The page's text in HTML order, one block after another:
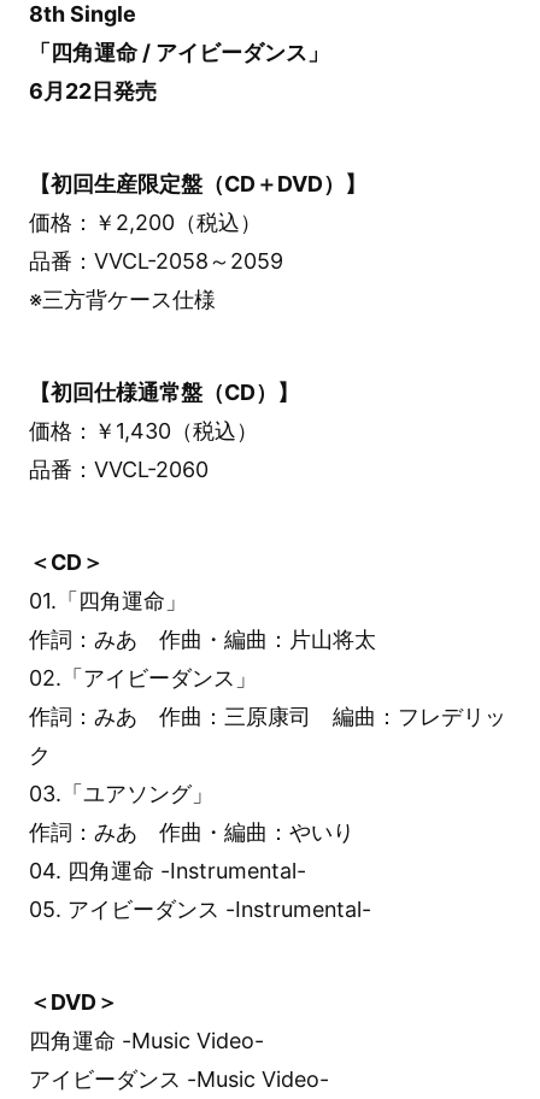
8th Single
「四角運命 / アイビーダンス」
6月22日発売
【初回生産限定盤（CD＋DVD）】
価格：￥2,200（税込）
品番：VVCL-2058～2059
※三方背ケース仕様
【初回仕様通常盤（CD）】
価格：￥1,430（税込）
品番：VVCL-2060
＜CD＞
01.「四角運命」
作詞：みあ 作曲・編曲：片山将太
02.「アイビーダンス」
作詞：みあ 作曲：三原康司 編曲：フレデリッ
ク
03.「ユアソング」
作詞：みあ 作曲・編曲：やいり
04. 四角運命 -Instrumental-
05. アイビーダンス -Instrumental-
＜DVD＞
四角運命 -Music Video-
アイビーダンス -Music Video-